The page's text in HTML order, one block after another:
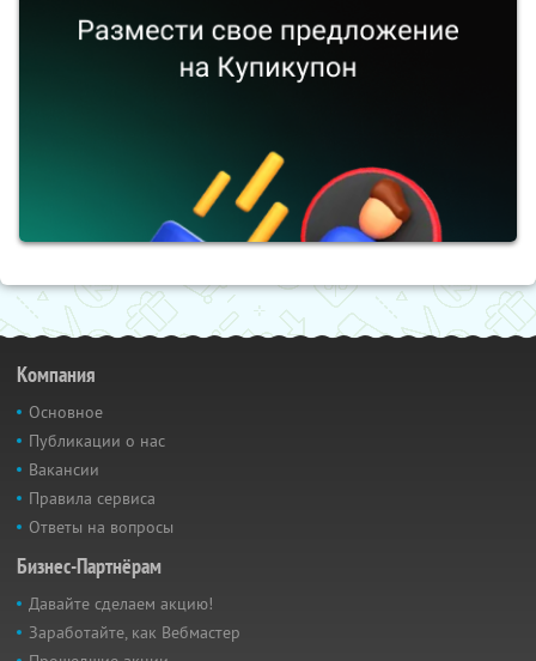
Компания
Основное
Публикации о нас
Вакансии
Правила сервиса
Ответы на вопросы
Бизнес-Партнёрам
Давайте сделаем акцию!
Заработайте, как Вебмастер